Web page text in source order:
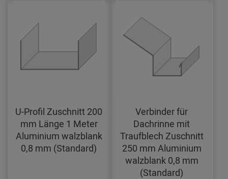
U-Profil Zuschnitt 200
mm Länge 1 Meter
Aluminium walzblank
0,8 mm (Standard)
Verbinder für
Dachrinne mit
Traufblech Zuschnitt
250 mm Aluminium
walzblank 0,8 mm
(Standard)